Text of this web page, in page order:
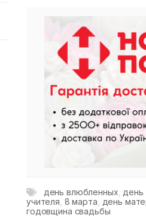
день влюбленных день
учителя 8 марта день
годовщина свадьбы